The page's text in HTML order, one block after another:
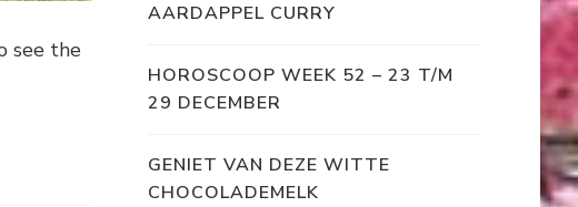
see the
AARDAPPEL CURRY
HOROSCOOP WEEK 52 – 23 T/M
29 DECEMBER
GENIET VAN DEZE WITTE
CHOCOLADEMELK